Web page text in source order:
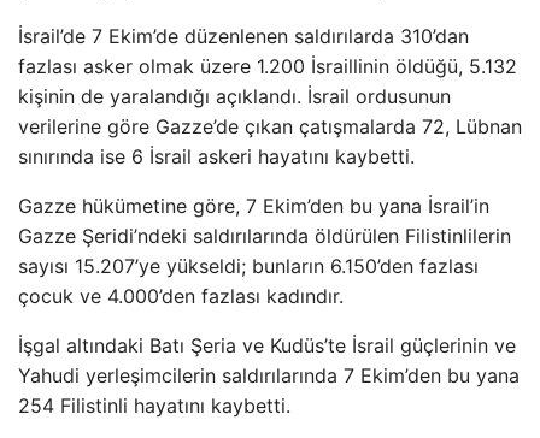
İsrail’de 7 Ekim’de düzenlenen saldırılarda 310’dan
fazlası asker olmak üzere 1.200 İsraillinin öldüğü, 5.132
kişinin de yaralandığı açıklandı. İsrail ordusunun
verilerine göre Gazze’de çıkan çatışmalarda 72, Lübnan
sınırında ise 6 İsrail askeri hayatını kaybetti.
Gazze hükümetine göre, 7 Ekim’den bu yana İsrail’in
Gazze Şeridi’ndeki saldırılarında öldürülen Filistinlilerin
sayısı 15.207’ye yükseldi; bunların 6.150’den fazlası
çocuk ve 4.000’den fazlası kadındır.
İşgal altındaki Batı Şeria ve Kudüs’te İsrail güçlerinin ve
Yahudi yerleşimcilerin saldırılarında 7 Ekim’den bu yana
254 Filistinli hayatını kaybetti.